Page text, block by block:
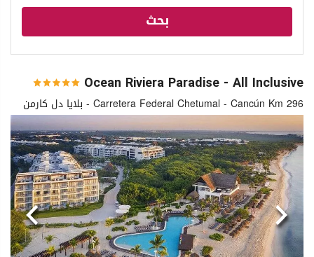
بحث
Ocean Riviera Paradise - All Inclusive
Carretera Federal Chetumal - Cancún Km 296 - بلايا دل كارمن
السابق